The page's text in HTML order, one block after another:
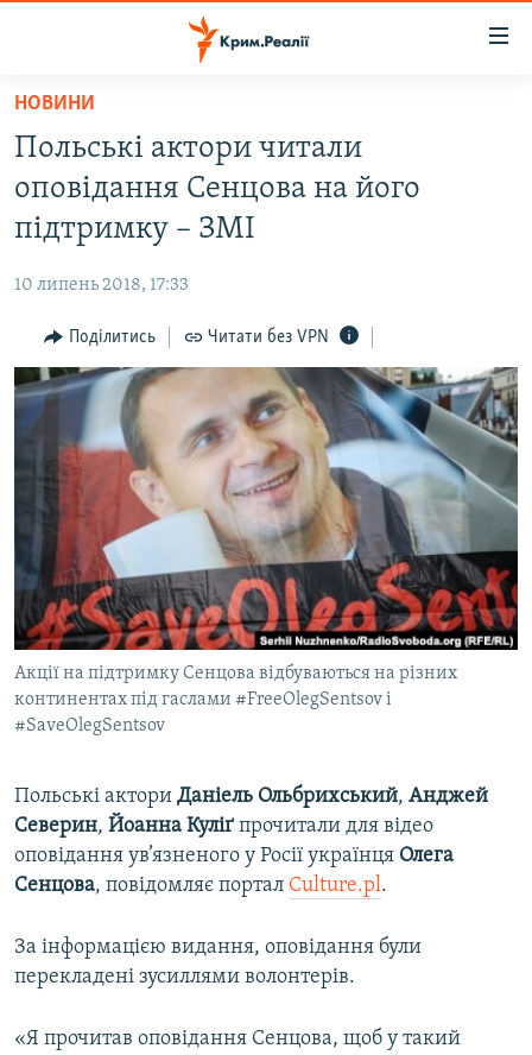
Перейти
основного
матеріалу
Перейти
до
основної
Перейти
до
пошуку
ВІДЕО ТА ФОТО
БЛОГИ
ПОГЛЯД
ІНТЕРВ'Ю
ВСЕ ЗА ДЕНЬ
СПЕЦПРОЕКТИ
ДЕПОРТАЦІЯ
ВІДЕОУРОКИ «ELIFBE»
СВІДЧЕННЯ ОКУПАЦІЇ
УКРАЇНСЬКА ПРОБЛЕМА КРИМУ
ІНФОГРАФІКА
ЯК ОБІЙТИ БЛОКУВАННЯ
Русский
Qırımtatar
ДОЛУЧАЙСЯ!
Усі сайти RFE/RL
НОВИНИ
Польські актори читали
оповідання Сенцова на його
підтримку – ЗМІ
10 липень 2018, 17:33
Поділитись Читати без VPN
Акції на підтримку Сенцова відбуваються на різних
континентах під гаслами #FreeOlegSentsov і
#SaveOlegSentsov
Польські актори Даніель Ольбрихський, Анджей
Северин, Йоанна Куліґ прочитали для відео
оповідання ув’язненого у Росії українця Олега
Сенцова, повідомляє портал Culture.pl.
За інформацією видання, оповідання були
перекладені зусиллями волонтерів.
«Я прочитав оповідання Сенцова, щоб у такий